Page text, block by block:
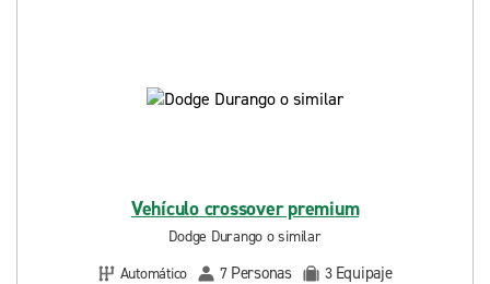
Vehículo crossover premium
Dodge Durango o similar
Automático
7 Personas 3 Equipaje